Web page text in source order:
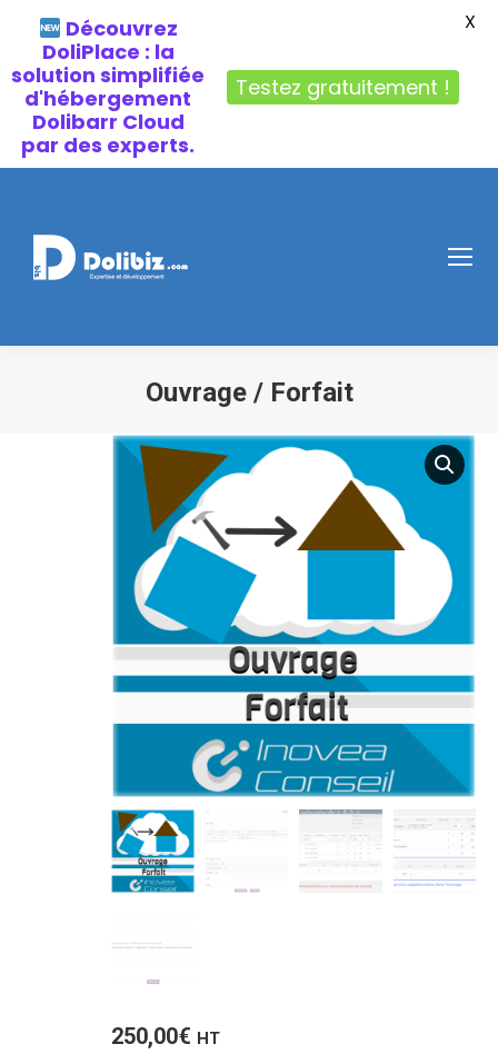
Ouvrage / Forfait
250,00€ HT
Découvrez
DoliPlace : la
solution simplifiée
d'hébergement
Dolibarr Cloud
par des experts.
Testez gratuitement !
X